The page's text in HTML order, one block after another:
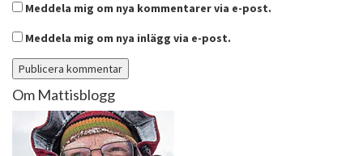
Meddela mig om nya kommentarer via e-post.
Meddela mig om nya inlägg via e-post.
Om Mattisblogg